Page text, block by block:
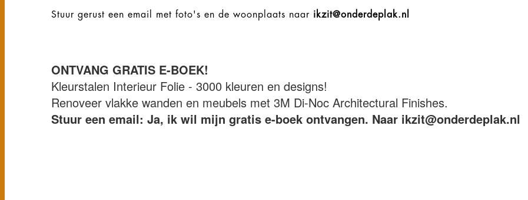
Stuur gerust een email met foto's en de woonplaats naar ikzit@onderdeplak.nl
ONTVANG GRATIS E-BOEK!
Kleurstalen Interieur Folie - 3000 kleuren en designs!
Renoveer vlakke wanden en meubels met 3M Di-Noc Architectural Finishes.
Stuur een email: Ja, ik wil mijn gratis e-boek ontvangen. Naar ikzit@onderdeplak.nl